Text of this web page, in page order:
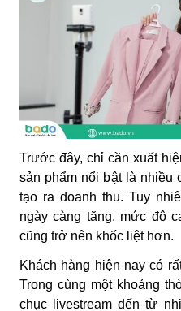
Trước đây, chỉ cần xuất
sản phẩm nổi bật là nhiều
tạo ra doanh thu. Tuy
ngày càng tăng, mức độ
cũng trở nên khốc liệt hơn.
Khách hàng hiện nay có
Trong cùng một khoảng
chục livestream đến từ